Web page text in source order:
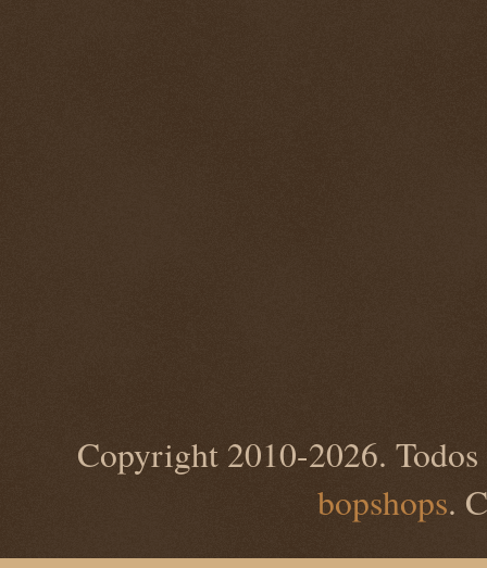
Copyright 2010-2026. Todos
bopshops.